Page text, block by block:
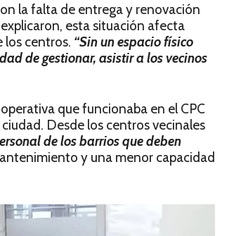
la falta de entrega y renovación
esta situación afecta
centros. “Sin un espacio físico
de gestionar, asistir a los vecinos
que funcionaba en el CPC
Desde los centros vecinales
de los barrios que deben
y una menor capacidad